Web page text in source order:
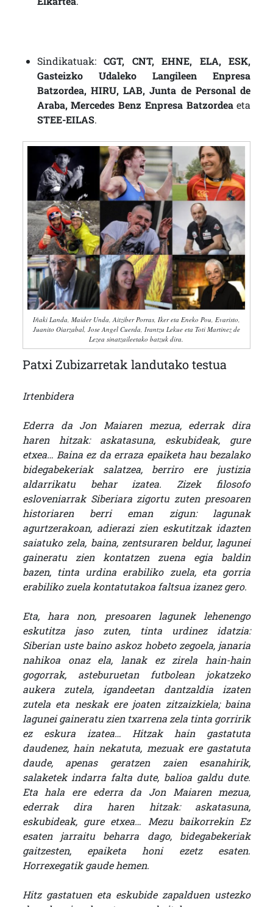
Sindikatuak:CGT, CNT, EHNE, ELA, ESK,
Gasteizko Udaleko Langileen Enpresa
Batzordea, HIRU, LAB, Junta de Personal de
Araba, Mercedes Benz Enpresa Batzordeaeta
STEE-EILAS.
Iñaki Landa, Maider Unda, Aitziber Porras, Iker eta Eneko Pou, Evaristo,
Juanito Oiarzabal, Jose Angel Cuerda, Irantzu Lekue eta Toti Martinez de
Lezea sinatzaileetako batzuk dira.
Patxi Zubizarretak landutako testua
Irtenbidera
Ederra da Jon Maiaren mezua, ederrak dira
haren hitzak: askatasuna, eskubideak, gure
etxea… Baina ez da erraza epaiketa hau bezalako
bidegabekeriak salatzea, berriro ere justizia
aldarrikatu behar izatea. Zizek filosofo
esloveniarrak Siberiara zigortu zuten presoaren
historiaren berri eman zigun: lagunak
agurtzerakoan, adierazi zien eskutitzak idazten
saiatuko zela, baina, zentsuraren beldur, lagunei
gaineratu zien kontatzen zuena egia baldin
bazen, tinta urdina erabiliko zuela, eta gorria
erabiliko zuela kontatutakoa faltsua izanez gero.
Eta, hara non, presoaren lagunek lehenengo
eskutitza jaso zuten, tinta urdinez idatzia:
Siberian uste baino askoz hobeto zegoela, janaria
nahikoa onaz ela, lanak ez zirela hain-hain
gogorrak, asteburuetan futbolean jokatzeko
aukera zutela, igandeetan dantzaldia izaten
zutela eta neskak ere joaten zitzaizkiela; baina
lagunei gaineratu zien txarrena zela tinta gorririk
ez eskura izatea… Hitzak hain gastatuta
daudenez, hain nekatuta, mezuak ere gastatuta
daude, apenas geratzen zaien esanahirik,
salaketek indarra falta dute, balioa galdu dute.
Eta hala ere ederra da Jon Maiaren mezua,
ederrak dira haren hitzak: askatasuna,
eskubideak, gure etxea… Mezu baikorrekin Ez
esaten jarraitu beharra dago, bidegabekeriak
gaitzesten, epaiketa honi ezetz esaten.
Horrexegatik gaude hemen.
Hitz gastatuen eta eskubide zapalduen ustezko